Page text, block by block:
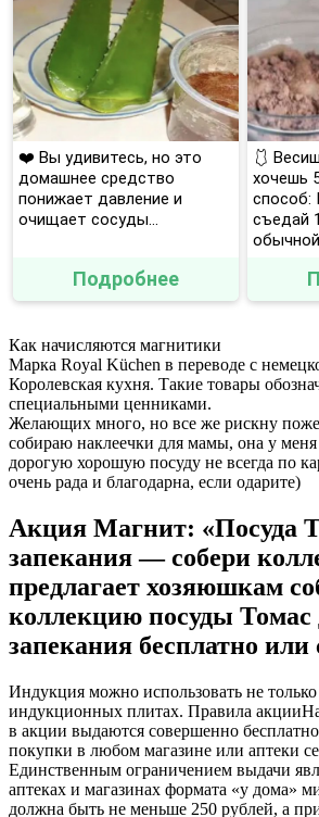
❤️ Вы удивитесь, но это
домашнее средство
понижает давление и
очищает сосуды...
Подробнее
🩱
хочешь
способ:
съедай
Как начисляются магнитики
Марка Royal Küchen в переводе с
Королевская кухня. Такие товары
специальными ценниками.
Желающих много, но все же рискну
собираю наклеечки для мамы, она у
дорогую хорошую посуду не всегда по
очень рада и благодарна, если одарите)
Акция Магнит: «Посуда
запекания — собери
предлагает хозяюшкам
коллекцию посуды Томас
запекания бесплатно или
Индукция можно использовать не
индукционных плитах. Правила
в акции выдаются совершенно
покупки в любом магазине или аптеки
Единственным ограничением выдачи
аптеках и магазинах формата «у дома»
должна быть не меньше 250 рублей, а